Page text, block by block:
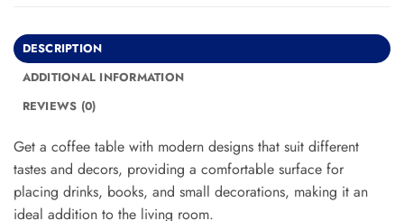
DESCRIPTION
ADDITIONAL INFORMATION
REVIEWS (0)
Get a coffee table with modern designs that suit different
tastes and decors, providing a comfortable surface for
placing drinks, books, and small decorations, making it an
ideal addition to the living room.